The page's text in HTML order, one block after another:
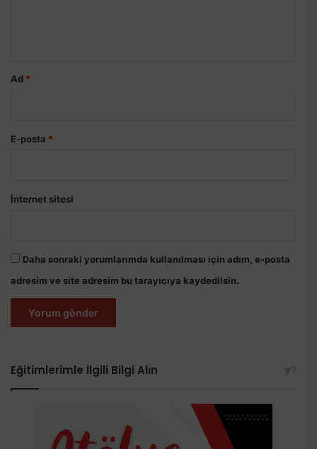
Ad *
E-posta *
İnternet sitesi
Daha sonraki yorumlarımda kullanılması için adım, e-posta
adresim ve site adresim bu tarayıcıya kaydedilsin.
Eğitimlerimle İlgili Bilgi Alın